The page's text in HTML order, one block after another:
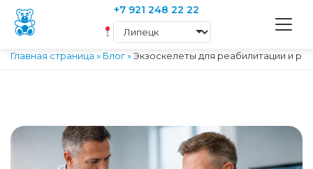
+7 921 248 22 22
Главная страница » Блог»Экзоскелеты для реабилитации и